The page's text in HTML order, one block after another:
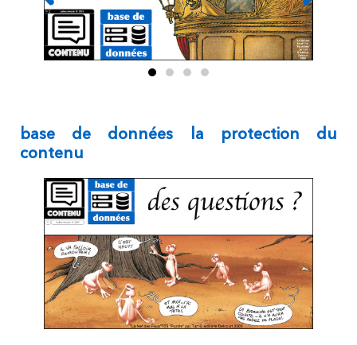
base de données la protection du
contenu